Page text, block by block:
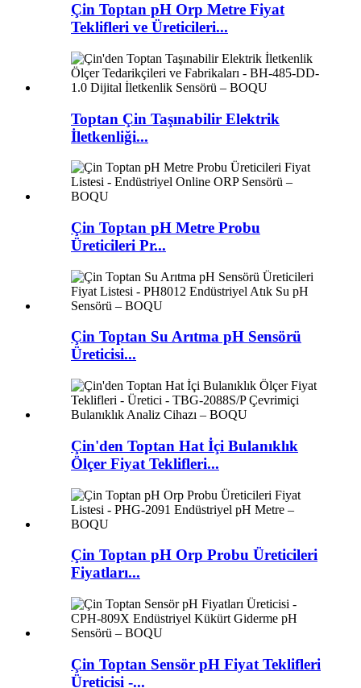
Çin Toptan pH Orp Metre Fiyat
Teklifleri ve Üreticileri...
Toptan Çin Taşınabilir Elektrik
İletkenliği...
Çin Toptan pH Metre Probu
Üreticileri Pr...
Çin Toptan Su Arıtma pH Sensörü
Üreticisi...
Çin'den Toptan Hat İçi Bulanıklık
Ölçer Fiyat Teklifleri...
Çin Toptan pH Orp Probu Üreticileri
Fiyatları...
Çin Toptan Sensör pH Fiyat Teklifleri
Üreticisi -...